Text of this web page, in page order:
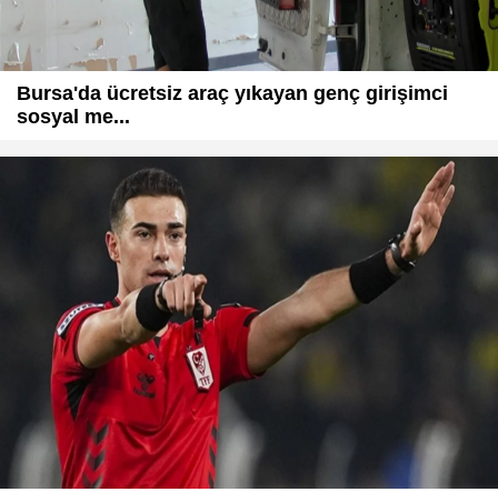
Bursa'da ücretsiz araç yıkayan genç girişimci
sosyal me...